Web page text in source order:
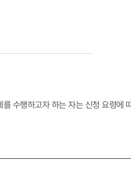
수행하고자 하는 자는 신청 요령에